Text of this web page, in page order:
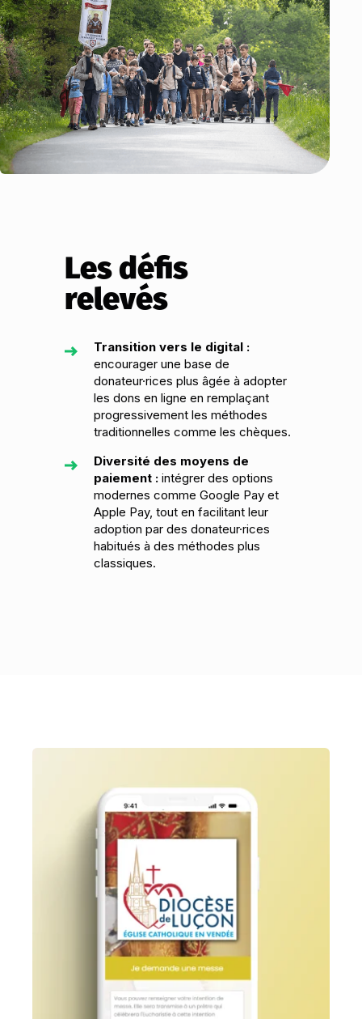
Les défis
relevés
Transition vers le digital :
encourager une base de
donateur·rices plus âgée à adopter
les dons en ligne en remplaçant
progressivement les méthodes
traditionnelles comme les chèques.
Diversité des moyens de
paiement : intégrer des options
modernes comme Google Pay et
Apple Pay, tout en facilitant leur
adoption par des donateur·rices
habitués à des méthodes plus
classiques.